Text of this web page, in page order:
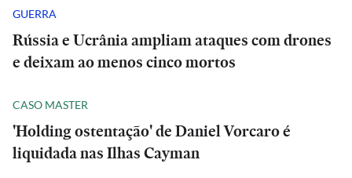
GUERRA
Rússia e Ucrânia ampliam ataques com drones
e deixam ao menos cinco mortos
CASO MASTER
'Holding ostentação' de Daniel Vorcaro é
liquidada nas Ilhas Cayman